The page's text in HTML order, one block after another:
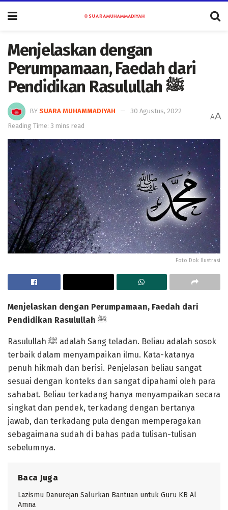
Menjelaskan dengan
Perumpamaan, Faedah dari
Pendidikan Rasulullah ﷺ
BY SUARA MUHAMMADIYAH
30 Agustus, 2022
Reading Time: 3 mins read
AA
Foto Dok Ilustrasi
Menjelaskan dengan Perumpamaan, Faedah dari
Pendidikan Rasulullah ﷺ
Rasulullah ﷺ adalah Sang teladan. Beliau adalah sosok
terbaik dalam menyampaikan ilmu. Kata-katanya
penuh hikmah dan berisi. Penjelasan beliau sangat
sesuai dengan konteks dan sangat dipahami oleh para
sahabat. Beliau terkadang hanya menyampaikan secara
singkat dan pendek, terkadang dengan bertanya
jawab, dan terkadang pula dengan memperagakan
sebagaimana sudah di bahas pada tulisan-tulisan
sebelumnya.
Baca Juga
Lazismu Danurejan Salurkan Bantuan untuk Guru KB Al
Amna